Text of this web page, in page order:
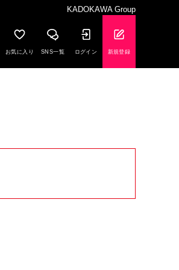
KADOKAWA Group
お気に入り SNS一覧 ログイン 新規登録